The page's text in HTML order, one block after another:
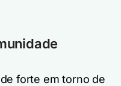
forte em torno de